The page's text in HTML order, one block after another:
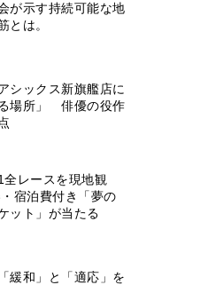
が示す持続可能な地
とは。
シックス新旗艦店に
る場所」 俳優の役作
レースを現地観
宿泊費付き「夢の
ット」が当たる
緩和」と「適応」を